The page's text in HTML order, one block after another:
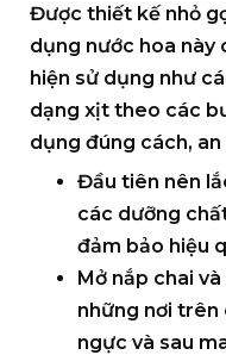
Được thiết kế nhỏ
dụng nước hoa này
hiện sử dụng như
dạng xịt theo các
dụng đúng cách, an
Đầu tiên nên
các dưỡng
đảm bảo hiệu
Mở nắp chai
những nơi trên
ngực và sau